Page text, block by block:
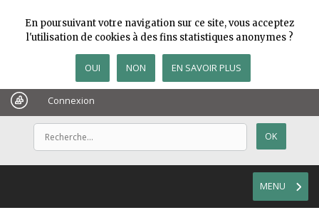
Connexion
MENU
En poursuivant votre navigation sur ce site, vous acceptez
l'utilisation de cookies à des fins statistiques anonymes ?
OUI NON EN SAVOIR PLUS